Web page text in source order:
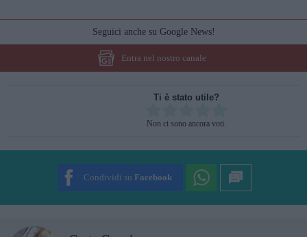
Seguici anche su Google News!
Entra nel nostro canale
Ti è stato utile?
Non ci sono ancora voti.
Condividi su Facebook